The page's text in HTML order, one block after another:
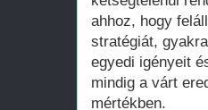
ahhoz, hogy
stratégiát,
egyedi igényeit
mindig a várt
mértékben.